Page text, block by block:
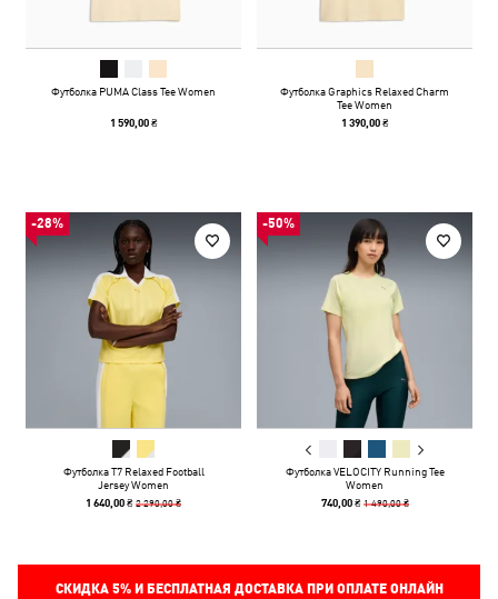
Футболка PUMA Class Tee Women
1 590,00 ₴
Футболка Graphics Relaxed Charm
Tee Women
1 390,00 ₴
-28%
Футболка T7 Relaxed Football
Jersey Women
1 640,00 ₴2 290,00 ₴
-50%
Футболка VELOCITY Running Tee
Women
740,00 ₴ 1 490,00 ₴
СКИДКА 5%И БЕСПЛАТНАЯ ДОСТАВКА ПРИ ОПЛАТЕ ОНЛАЙН